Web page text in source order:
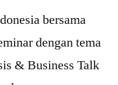
bersama
dengan tema
& Business Talk